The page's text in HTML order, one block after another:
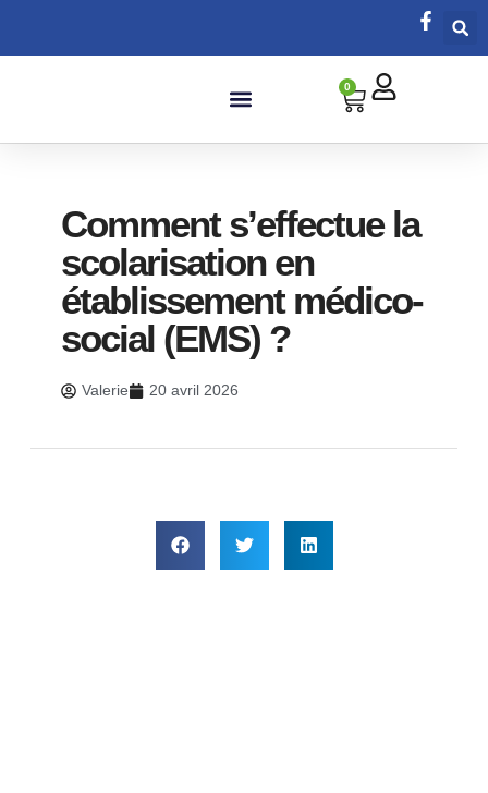
0
Comment s’effectue la
scolarisation en
établissement médico-
social (EMS) ?
Valerie 20 avril 2026